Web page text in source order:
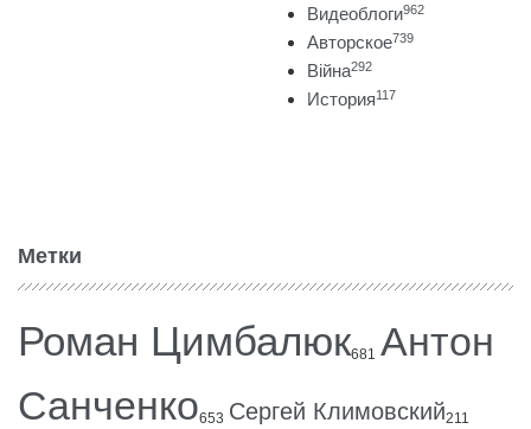
Видеоблоги962
Авторское739
Війна292
История117
Метки
Роман Цимбалюк681 Антон
Санченко653 Сергей Климовский211